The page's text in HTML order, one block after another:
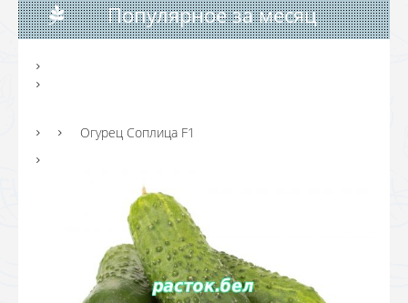
Популярное за месяц
Огурец Соплица F1